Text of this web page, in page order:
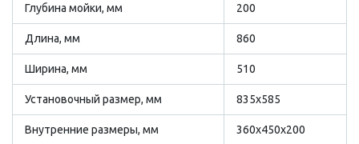
Глубина мойки, мм 200
Длина, мм 860
Ширина, мм 510
Установочный размер, мм 835х585
Внутренние размеры, мм 360х450х200